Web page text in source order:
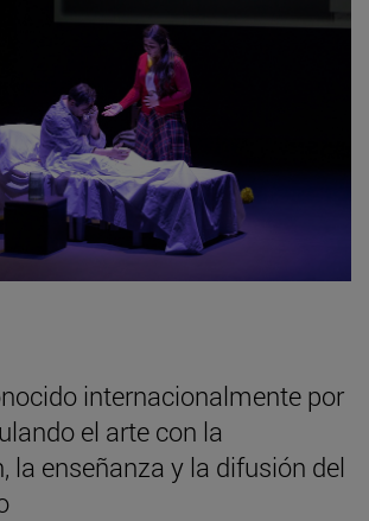
internacionalmente por
el arte con la
la enseñanza y la difusión del